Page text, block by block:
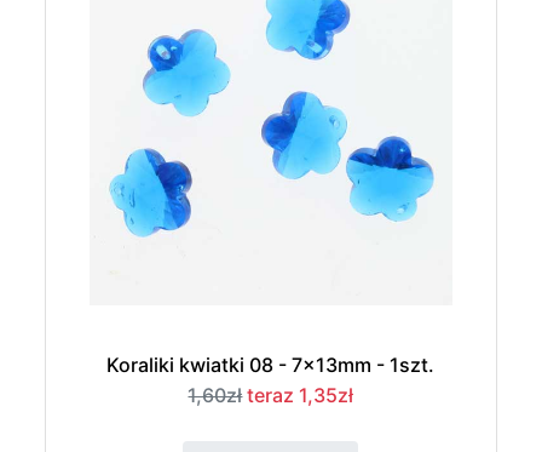
Koraliki kwiatki 08 - 7x13mm - 1szt.
1,60zł teraz 1,35zł